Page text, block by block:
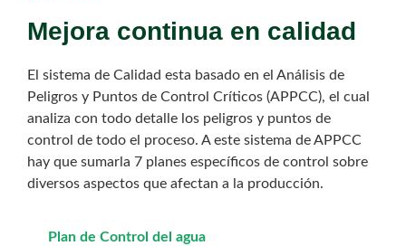
Mejora continua en calidad
El sistema de Calidad esta basado en el Análisis de
Peligros y Puntos de Control Críticos (APPCC), el cual
analiza con todo detalle los peligros y puntos de
control de todo el proceso. A este sistema de APPCC
hay que sumarla 7 planes específicos de control sobre
diversos aspectos que afectan a la producción.
Plan de Control del agua